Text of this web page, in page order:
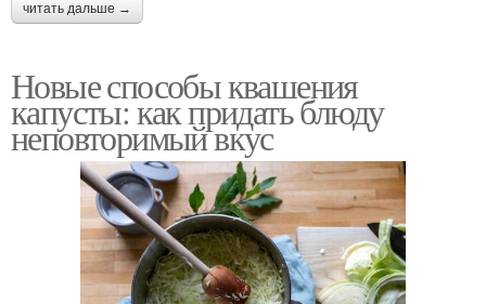
читать дальше →
Новые способы квашения
капусты: как придать блюду
неповторимый вкус